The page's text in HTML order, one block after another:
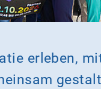
erleben,